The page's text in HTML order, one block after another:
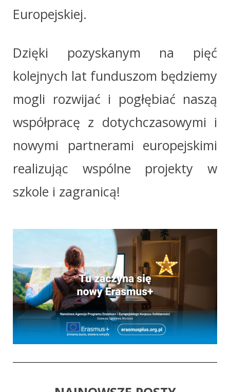
Europejskiej.
Dzięki pozyskanym na pięć
kolejnych lat funduszom będziemy
mogli rozwijać i pogłębiać naszą
współpracę z dotychczasowymi i
nowymi partnerami europejskimi
realizując wspólne projekty w
szkole i zagranicą!